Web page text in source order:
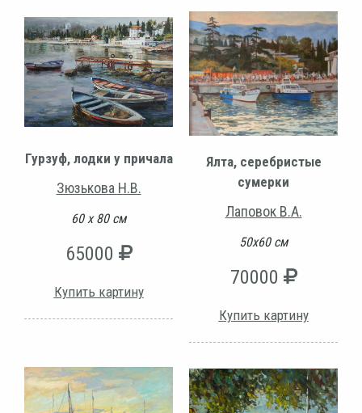
Гурзуф, лодки у причала
Зюзькова Н.В.
60 х 80 см
65000
Купить картину
Ялта, серебристые
сумерки
Лаповок В.А.
50х60 см
70000
Купить картину